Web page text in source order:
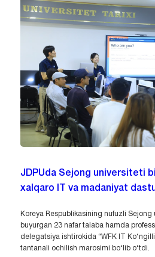
JDPUda Sejong universiteti
xalqaro IT va madaniyat
Koreya Respublikasining nufuzli
buyurgan 23 nafar talaba hamda
delegatsiya ishtirokida “WFK IT
tantanali ochilish marosimi bo‘lib o‘tdi.